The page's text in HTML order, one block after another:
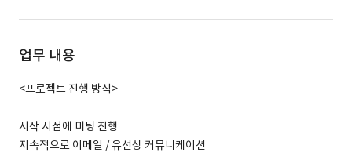
업무 내용
<프로젝트 진행 방식>
시작 시점에 미팅 진행
지속적으로 이메일 / 유선상 커뮤니케이션